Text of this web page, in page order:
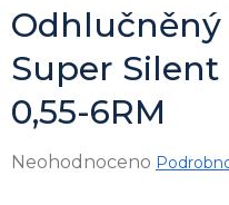
Super Silent
0,55-6RM
Průměrné
Neohodnoceno